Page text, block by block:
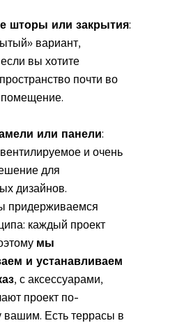
шторы или закрытия:
вариант,
вы хотите
почти во
или панели:
и очень
для
дизайнов.
придерживаемся
каждый проект
мы
и устанавливаем
, с аксессуарами,
проект по-
вашим. Есть террасы в